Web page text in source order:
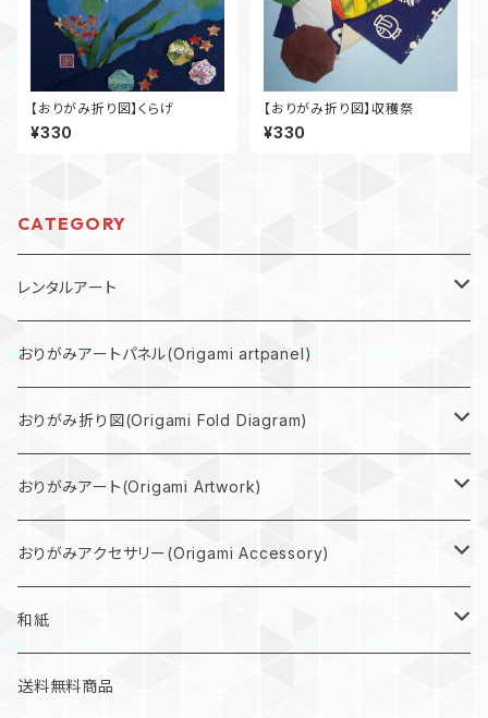
【おりがみ折り図】くらげ
¥330
【おりがみ折り図】収穫祭
¥330
CATEGORY
レンタルアート
規格外作品プラン
大型作品プラン
中型作品プラン
小型作品プラン
おりがみアートパネル(Origami artpanel)
おりがみ折り図(Origami Fold Diagram)
折り図PDF(PDF Download)
折り図キット(with material)
おりがみアート(Origami Artwork)
壁掛け(Wall hanging artwork)
色紙(art)
うちわ(Paper fan)
おりがみアクセサリー(Origami Accessory)
ピアス(earring)
イヤリング(clip-on earrings)
和紙
和紙
送料無料商品